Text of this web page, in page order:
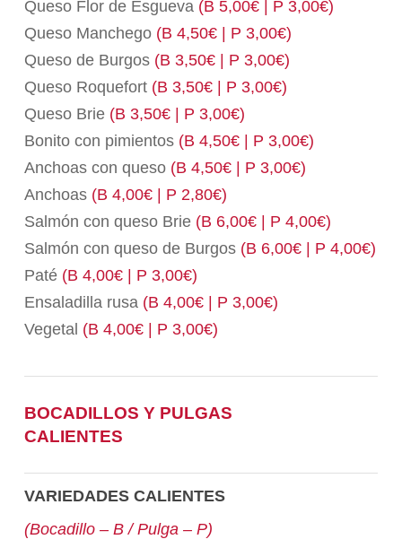
Queso Flor de Esgueva (B 5,00€ | P 3,00€)
Queso Manchego (B 4,50€ | P 3,00€)
Queso de Burgos (B 3,50€ | P 3,00€)
Queso Roquefort (B 3,50€ | P 3,00€)
Queso Brie (B 3,50€ | P 3,00€)
Bonito con pimientos (B 4,50€ | P 3,00€)
Anchoas con queso (B 4,50€ | P 3,00€)
Anchoas (B 4,00€ | P 2,80€)
Salmón con queso Brie (B 6,00€ | P 4,00€)
Salmón con queso de Burgos (B 6,00€ | P 4,00€)
Paté (B 4,00€ | P 3,00€)
Ensaladilla rusa (B 4,00€ | P 3,00€)
Vegetal (B 4,00€ | P 3,00€)
BOCADILLOS Y PULGAS
CALIENTES
VARIEDADES CALIENTES
(Bocadillo – B / Pulga – P)